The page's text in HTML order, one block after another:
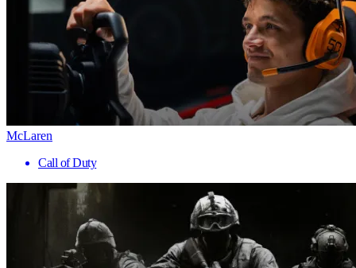
McLaren
Call of Duty